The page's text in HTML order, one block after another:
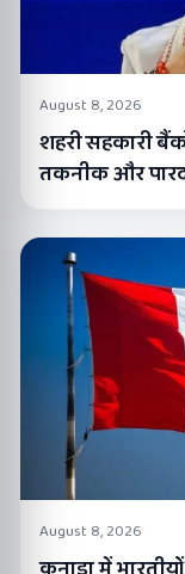
August 8, 2026
शहरी सहकारी
तकनीक और
August 8, 2026